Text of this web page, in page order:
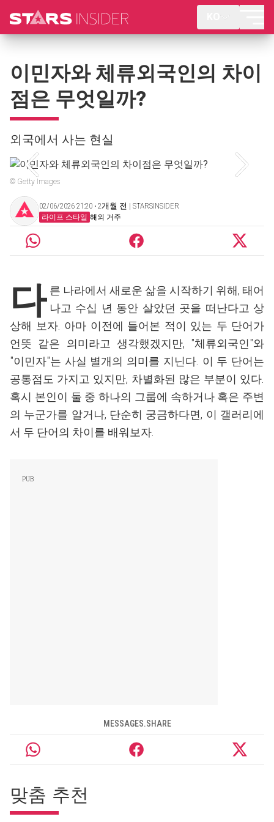
이민자와 체류외국인의 차이
점은 무엇일까?
외국에서 사는 현실
© Getty Images
02/06/2026 21:20 ‧ 2개월 전 | STARSINSIDER
라이프 스타일 해외 거주
다 른 나라에서 새로운 삶을 시작하기 위해, 태어
나고 수십 년 동안 살았던 곳을 떠난다고 상
상해 보자. 아마 이전에 들어본 적이 있는 두 단어가
언뜻 같은 의미라고 생각했겠지만, "체류외국인"와
"이민자"는 사실 별개의 의미를 지닌다. 이 두 단어는
공통점도 가지고 있지만, 차별화된 많은 부분이 있다.
혹시 본인이 둘 중 하나의 그룹에 속하거나 혹은 주변
의 누군가를 알거나, 단순히 궁금하다면, 이 갤러리에
서 두 단어의 차이를 배워보자.
MESSAGES.SHARE
맞춤 추천